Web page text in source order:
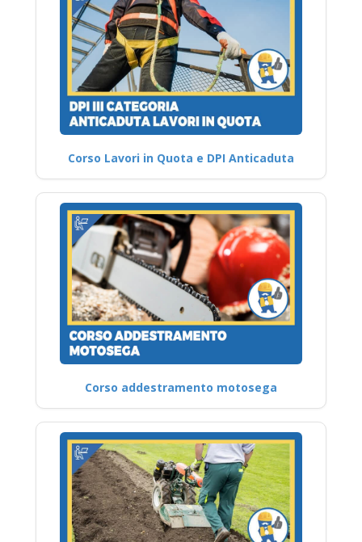
Corso Lavori in Quota e DPI Anticaduta
Corso addestramento motosega